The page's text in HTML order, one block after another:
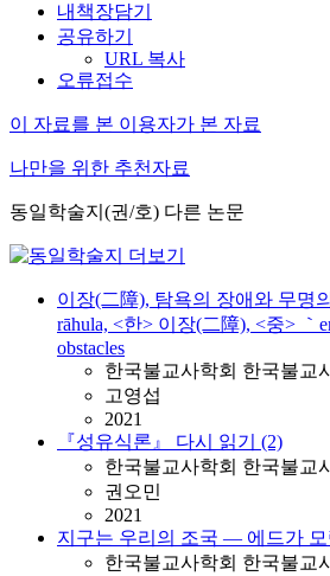
내책장담기
공유하기
URL 복사
오류접수
이 자료를 본 이용자가 본 자료
나만을 위한 추천자료
동일학술지(권/호) 다른 논문
이장(二障), 탐욕의 장애와 무명
rāhula, <한> 이장(二障), <중> ｀
obstacles
한국불교사학회 한국불교
고영섭
2021
『성유식론』 다시 읽기 (2)
한국불교사학회 한국불교
권오민
2021
지구는 우리의 조국 ― 에드가
한국불교사학회 한국불교